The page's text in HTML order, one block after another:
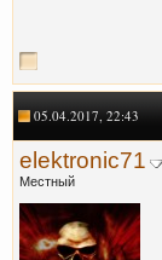
05.04.2017, 22:43
elektronic71
Местный